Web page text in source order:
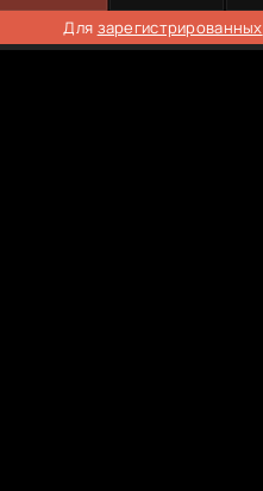
Для зарегистрированных